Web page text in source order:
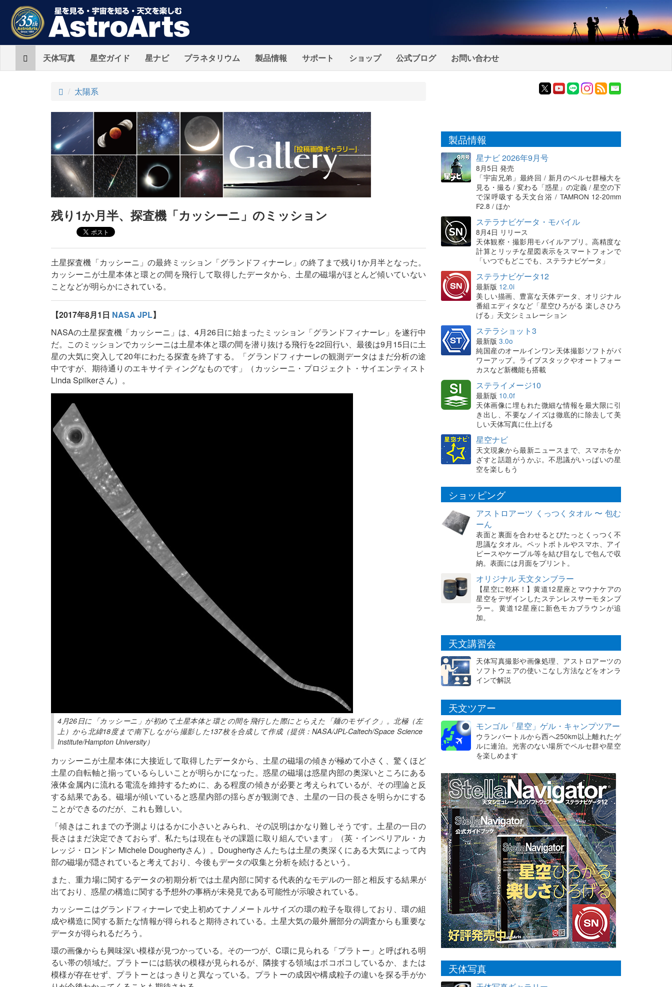
Home天体写真 星空ガイド 星ナビ プラネタリウム 製品情報 サポート ショップ 公式ブログ お問い合わせ
ト
プ
太陽系
残り1か月半、探査機「カッシーニ」のミッション
土星探査機「カッシーニ」の最終ミッション「グランドフィナーレ」の終了まで残り1か月半となった。
カッシーニが土星本体と環との間を飛行して取得したデータから、土星の磁場がほとんど傾いていない
ことなどが明らかにされている。
【2017年8月1日 NASA JPL】
NASAの土星探査機「カッシーニ」は、4月26日に始まったミッション「グランドフィナーレ」を遂行中
だ。このミッションでカッシーニは土星本体と環の間を潜り抜ける飛行を22回行い、最後は9月15日に土
星の大気に突入して20年にわたる探査を終了する。「グランドフィナーレの観測データはまだ分析の途
中ですが、期待通りのエキサイティングなものです」（カッシーニ・プロジェクト・サイエンティスト
Linda Spilkerさん）。
4月26日に「カッシーニ」が初めて土星本体と環との間を飛行した際にとらえた「麺のモザイク」。北極（左
上）から北緯18度まで南下しながら撮影した137枚を合成して作成（提供：NASA/JPL-Caltech/Space Science
Institute/Hampton University）
カッシーニが土星本体に大接近して取得したデータから、土星の磁場の傾きが極めて小さく、驚くほど
土星の自転軸と揃っているらしいことが明らかになった。惑星の磁場は惑星内部の奥深いところにある
液体金属内に流れる電流を維持するために、ある程度の傾きが必要と考えられているが、その理論と反
する結果である。磁場が傾いていると惑星内部の揺らぎが観測でき、土星の一日の長さを明らかにする
ことができるのだが、これも難しい。
「傾きはこれまでの予測よりはるかに小さいとみられ、その説明はかなり難しそうです。土星の一日の
長さはまだ決定できておらず、私たちは現在もその課題に取り組んでいます」（英・インペリアル・カ
レッジ・ロンドン Michele Doughertyさん）。Doughertyさんたちは土星の奥深くにある大気によって内
部の磁場が隠されていると考えており、今後もデータの収集と分析を続けるという。
また、重力場に関するデータの初期分析では土星内部に関する代表的なモデルの一部と相反する結果が
出ており、惑星の構造に関する予想外の事柄が未発見である可能性が示唆されている。
カッシーニはグランドフィナーレで史上初めてナノメートルサイズの環の粒子を取得しており、環の組
成や構造に関する新たな情報が得られると期待されている。土星大気の最外層部分の調査からも重要な
データが得られるだろう。
環の画像からも興味深い模様が見つかっている。その一つが、C環に見られる「プラトー」と呼ばれる明
るい帯の領域だ。プラトーには筋状の模様が見られるが、隣接する領域はボコボコしているか、または
模様が存在せず、プラトーとはっきりと異なっている。プラトーの成因や構成粒子の違いを探る手がか
製品情報
星ナビ 2026年9月号
8月5日 発売
「宇宙兄弟」最終回 / 新月のペルセ群極大を
見る・撮る / 変わる「惑星」の定義 / 星空の下
で深呼吸する天文台浴 / TAMRON 12-20mm
F2.8 / ほか
ステラナビゲータ・モバイル
8月4日 リリース
天体観察・撮影用モバイルアプリ。高精度な
計算とリッチな星図表示をスマートフォンで
「いつでもどこでも、ステラナビゲータ」
ステラナビゲータ12
最新版 12.0i
美しい描画、豊富な天体データ、オリジナル
番組エディタなど「星空ひろがる 楽しさひろ
げる」天文シミュレーション
ステラショット3
最新版 3.0o
純国産のオールインワン天体撮影ソフトがパ
ワーアップ。ライブスタックやオートフォー
カスなど新機能も搭載
ステライメージ10
最新版 10.0f
天体画像に埋もれた微細な情報を最大限に引
き出し、不要なノイズは徹底的に除去して美
しい天体写真に仕上げる
星空ナビ
天文現象から最新ニュースまで、スマホをか
ざすと話題がうかぶ。不思議がいっぱいの星
空を楽しもう
ショッピング
アストロアーツ くっつくタオル 〜 包む
ーん
表面と裏面を合わせるとぴたっとくっつく不
思議なタオル。ペットボトルやスマホ、アイ
ピースやケーブル等を結び目なしで包んで収
納。表面には月面をプリント。
オリジナル 天文タンブラー
【星空に乾杯！】黄道12星座とマウナケアの
星空をデザインしたステンレスサーモタンブ
ラー。黄道12星座に新色モカブラウンが追
加。
天文講習会
天体写真撮影や画像処理、アストロアーツの
ソフトウェアの使いこなし方法などをオンラ
インで解説
天文ツアー
モンゴル「星空」ゲル・キャンプツアー
ウランバートルから西へ250km以上離れたゲ
ルに連泊。光害のない場所でペルセ群や星空
を楽しめます
天体写真